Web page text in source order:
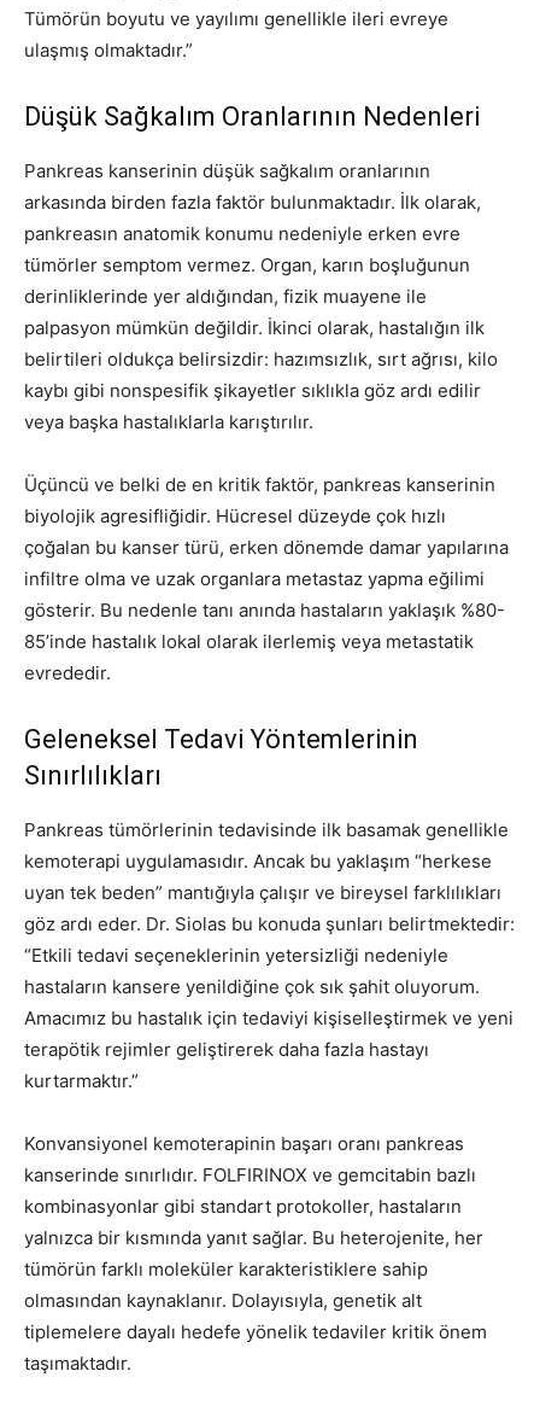
Tümörün boyutu ve yayılımı genellikle ileri evreye
ulaşmış olmaktadır.”
Düşük Sağkalım Oranlarının Nedenleri
Pankreas kanserinin düşük sağkalım oranlarının
arkasında birden fazla faktör bulunmaktadır. İlk olarak,
pankreasın anatomik konumu nedeniyle erken evre
tümörler semptom vermez. Organ, karın boşluğunun
derinliklerinde yer aldığından, fizik muayene ile
palpasyon mümkün değildir. İkinci olarak, hastalığın ilk
belirtileri oldukça belirsizdir: hazımsızlık, sırt ağrısı, kilo
kaybı gibi nonspesifik şikayetler sıklıkla göz ardı edilir
veya başka hastalıklarla karıştırılır.
Üçüncü ve belki de en kritik faktör, pankreas kanserinin
biyolojik agresifliğidir. Hücresel düzeyde çok hızlı
çoğalan bu kanser türü, erken dönemde damar yapılarına
infiltre olma ve uzak organlara metastaz yapma eğilimi
gösterir. Bu nedenle tanı anında hastaların yaklaşık %80-
85’inde hastalık lokal olarak ilerlemiş veya metastatik
evrededir.
Geleneksel Tedavi Yöntemlerinin
Sınırlılıkları
Pankreas tümörlerinin tedavisinde ilk basamak genellikle
kemoterapi uygulamasıdır. Ancak bu yaklaşım “herkese
uyan tek beden” mantığıyla çalışır ve bireysel farklılıkları
göz ardı eder. Dr. Siolas bu konuda şunları belirtmektedir:
“Etkili tedavi seçeneklerinin yetersizliği nedeniyle
hastaların kansere yenildiğine çok sık şahit oluyorum.
Amacımız bu hastalık için tedaviyi kişiselleştirmek ve yeni
terapötik rejimler geliştirerek daha fazla hastayı
kurtarmaktır.”
Konvansiyonel kemoterapinin başarı oranı pankreas
kanserinde sınırlıdır. FOLFIRINOX ve gemcitabin bazlı
kombinasyonlar gibi standart protokoller, hastaların
yalnızca bir kısmında yanıt sağlar. Bu heterojenite, her
tümörün farklı moleküler karakteristiklere sahip
olmasından kaynaklanır. Dolayısıyla, genetik alt
tiplemelere dayalı hedefe yönelik tedaviler kritik önem
taşımaktadır.